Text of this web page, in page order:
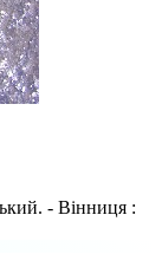
- Вінниця :